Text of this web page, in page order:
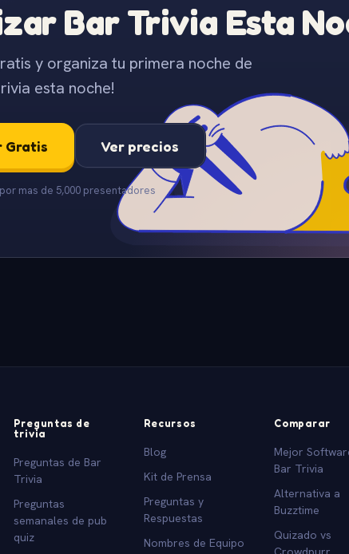
Bar Trivia Esta
y organiza tu primera noche de
esta noche!
Gratis Ver precios
mas de 5,000 presentadores
Preguntas de
trivia
Preguntas de Bar
Trivia
Preguntas
semanales de pub
quiz
Recursos
Blog
Kit de Prensa
Preguntas y
Respuestas
Nombres de Equipo
Comparar
Mejor
Bar Trivia
Alternativa a
Buzztime
Quizado vs